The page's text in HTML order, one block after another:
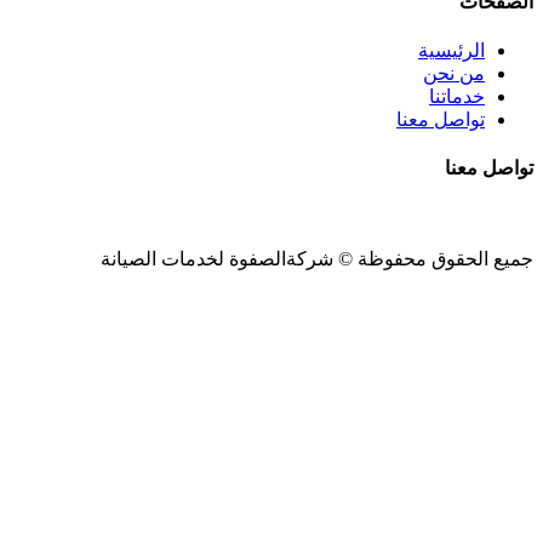
الرئيسية
من نحن
خدماتنا
تواصل معنا
تواصل معنا
جميع الحقوق محفوظة © شركةالصفوة لخدمات الصيانة